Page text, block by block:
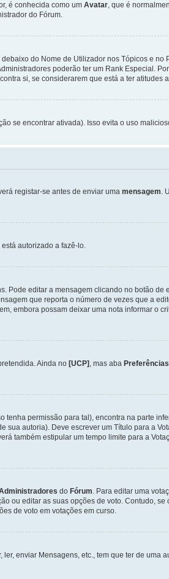
é conhecida como um Avatar, que é
do Fórum.
do Nome de Utilizador nos Tópicos e
poderão ter um Rank Especial.
si, se considerarem que está a ter atitudes
se encontrar ativada). Isso evita o uso
registar-se antes de enviar uma mensagem.
autorizado a fazê-lo.
Pode editar a mensagem clicando no botão
que reporta o número de vezes que a
embora possam deixar uma nota informar o
Ainda no [UCP] , mas aba Preferências
tenha permissão para tal), encontra na parte
autoria). Deve escrever um Título para a
também estipular um tempo limite para a
do Fórum. Para editar uma
ou editar as suas opções de voto. Contudo, se
de voto em votações em curso.
ler, enviar Mensagens, etc., tem que ter de